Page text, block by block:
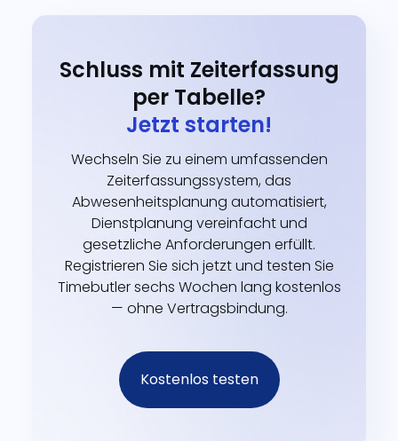
Schluss mit Zeiterfassung
per Tabelle?
Jetzt starten!
Wechseln Sie zu einem umfassenden
Zeiterfassungssystem, das
Abwesenheitsplanung automatisiert,
Dienstplanung vereinfacht und
gesetzliche Anforderungen erfüllt.
Registrieren Sie sich jetzt und testen Sie
Timebutler sechs Wochen lang kostenlos
— ohne Vertragsbindung.
Kostenlos testen